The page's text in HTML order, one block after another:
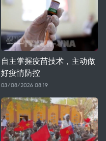
自主掌握疫苗技术，主动做
好疫情防控
03/08/2026 08:19